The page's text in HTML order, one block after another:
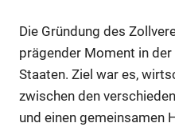
Die Gründung des
prägender Moment in
Staaten. Ziel war es,
zwischen den
und einen gemeinsamen